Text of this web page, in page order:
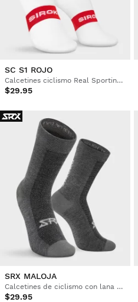
SC S1 ROJO
Calcetines ciclismo Real Sporting de Gijón x Siroko
$29.95
SRX MALOJA
Calcetines de ciclismo con lana merino
$29.95